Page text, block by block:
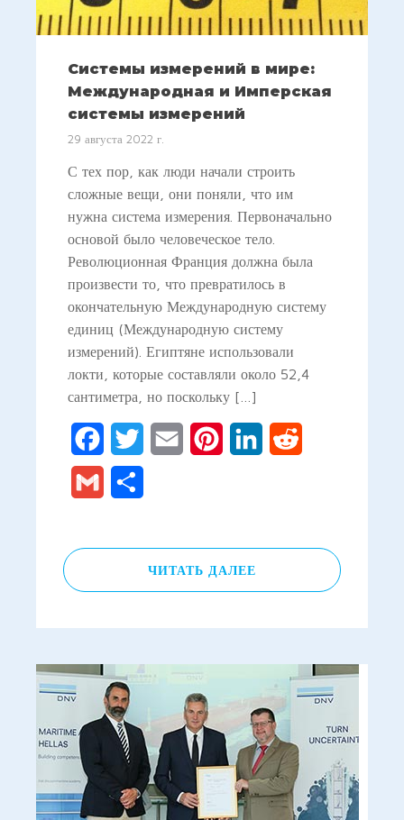
Системы измерений в мире:
Международная и Имперская
системы измерений
29 августа 2022 г.
С тех пор, как люди начали строить
сложные вещи, они поняли, что им
нужна система измерения. Первоначально
основой было человеческое тело.
Революционная Франция должна была
произвести то, что превратилось в
окончательную Международную систему
единиц (Международную систему
измерений). Египтяне использовали
локти, которые составляли около 52,4
сантиметра, но поскольку […]
FacebookTwitter Email PinterestLinkedIn
Gmail
ЧИТАТЬ ДАЛЕЕ